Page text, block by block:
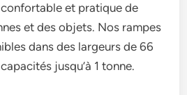
et pratique de
et des objets. Nos rampes
dans des largeurs de 66
jusqu’à 1 tonne.